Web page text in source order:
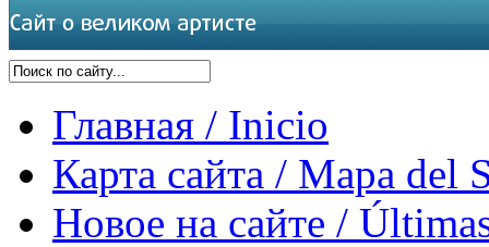
Главная / Inicio
Карта сайта / Mapa del
Новое на сайте /